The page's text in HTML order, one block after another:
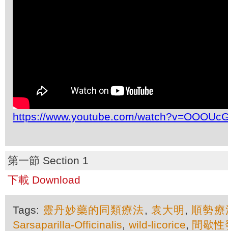
https://www.youtube.com/
第一節 Section 1
下載 Download
Tags: 靈丹妙藥的同類療法, 袁大明 , 順勢療
Sarsaparilla-Officinalis, wild-licorice, 間歇性